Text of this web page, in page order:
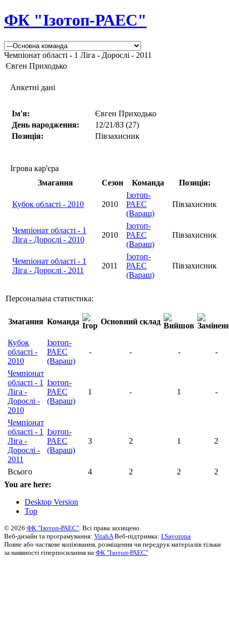
ФК "Ізотоп-РАЕС"
Чемпіонат області - 1 Ліга - Дорослі - 2011
Євген Приходько
Анкетні дані
Ім'я:
Євген Приходько
День народження:
12/21/83 (27)
Позиція:
Півзахисник
Ігрова кар'єра
Змагання
Сезон Команда Позиція:
Кубок області - 2010 2010
Ізотоп-
РАЕС
(Вараш)
Півзахисник
Чемпіонат області - 1
Ліга - Дорослі - 2010
2010
Ізотоп-
РАЕС
(Вараш)
Півзахисник
Чемпіонат області - 1
Ліга - Дорослі - 2011
2011
Ізотоп-
РАЕС
(Вараш)
Півзахисник
Персональна статистика:
Змагання Команда Основний склад
Кубок
області -
2010
Ізотоп-
РАЕС
(Вараш)
- - - -
Чемпіонат
області - 1
Ліга -
Дорослі -
2010
Ізотоп-
РАЕС
(Вараш)
1 - 1 -
Чемпіонат
області - 1
Ліга -
Дорослі -
2011
Ізотоп-
РАЕС
(Вараш)
3 2 1 2
Всього 4 2 2
2
You are here:
Desktop Version
Top
© 2026 ФК "Ізотоп-РАЕС" . Всі права захищено.
Веб-дизайн та програмування: VitahA Веб-підтримка: I.Savorona
Повне або часткове копіювання, розміщення чи передрук матеріалів тільки
за наявності гіперпосилання на ФК "Ізотоп-РАЕС"